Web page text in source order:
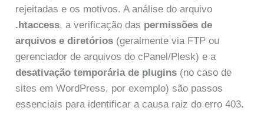
rejeitadas e os motivos. A análise do arquivo
.htaccess, a verificação das permissões de
arquivos e diretórios (geralmente via FTP ou
gerenciador de arquivos do cPanel/Plesk) e a
desativação temporária de plugins (no caso de
sites em WordPress, por exemplo) são passos
essenciais para identificar a causa raiz do erro 403.